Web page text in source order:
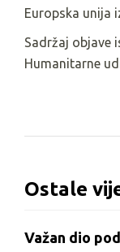
Europska unija
Sadržaj objave
Humanitarne
Ostale
Važan dio